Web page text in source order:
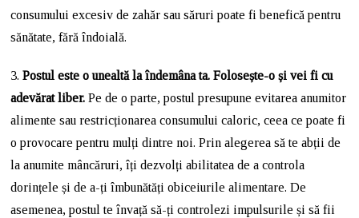
consumului excesiv de zahăr sau săruri poate fi benefică pentru
sănătate, fără îndoială.
3.Postul este o unealtă la îndemâna ta. Folosește-o și vei fi cu
adevărat liber. Pe de o parte, postul presupune evitarea anumitor
alimente sau restricționarea consumului caloric, ceea ce poate fi
o provocare pentru mulți dintre noi. Prin alegerea să te abții de
la anumite mâncăruri, îți dezvolți abilitatea de a controla
dorințele și de a-ți îmbunătăți obiceiurile alimentare. De
asemenea, postul te învață să-ți controlezi impulsurile și să fii